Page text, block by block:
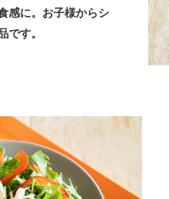
感に。お子様からシ
です。